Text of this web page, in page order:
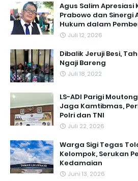
Agus Salim Apresiasi
Prabowo dan Sinergi
Hukum dalam
Juli 12, 2026
Dibalik Jeruji Besi,
Ngaji Bareng
Juli 18, 2022
LS-ADI Parigi
Jaga Kamtibmas,
Polri dan TNI
Juli 22, 2026
Warga Sigi Tegas
Kelompok, Serukan
Kedamaian
Juni 13, 2026